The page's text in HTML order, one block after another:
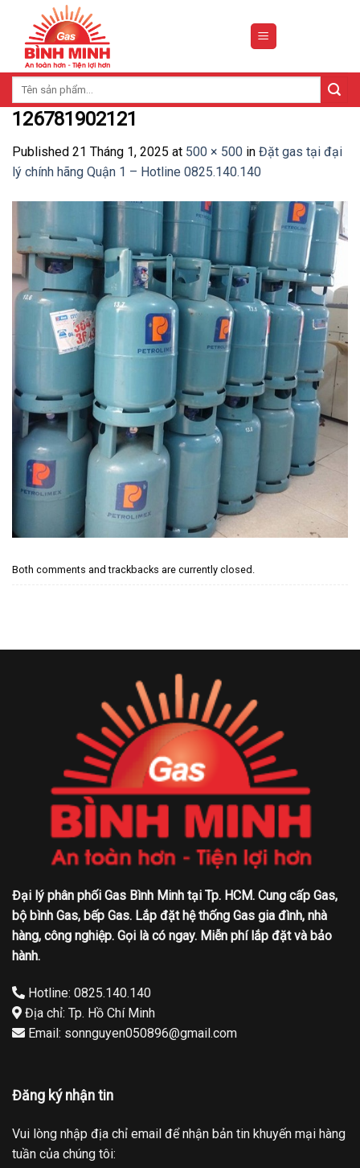
content
126781902121
Published 21 Tháng 1, 2025 at 500 × 500 in Đặt gas tại đại
lý chính hãng Quận 1 – Hotline 0825.140.140
Both comments and trackbacks are currently closed.
Đại lý phân phối Gas Bình Minh tại Tp. HCM. Cung cấp Gas,
bộ bình Gas, bếp Gas. Lắp đặt hệ thống Gas gia đình, nhà
hàng, công nghiệp. Gọi là có ngay. Miễn phí lắp đặt và bảo
hành.
Hotline: 0825.140.140
Địa chỉ: Tp. Hồ Chí Minh
Email: sonnguyen050896@gmail.com
Đăng ký nhận tin
Vui lòng nhập địa chỉ email để nhận bản tin khuyến mại hàng
tuần của chúng tôi: